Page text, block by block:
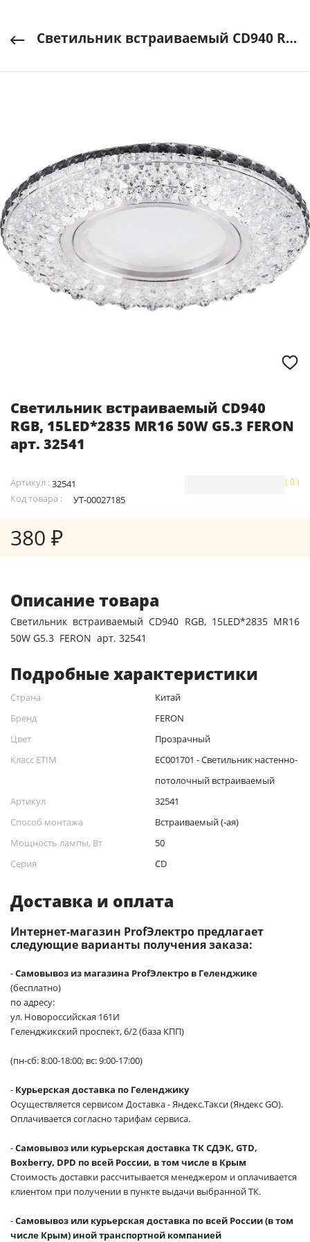
Светильник встраиваемый CD940 RGB, 15LED*2835 MR16 50W G5.3 FERON арт. 32541
Светильник встраиваемый CD940
RGB, 15LED*2835 MR16 50W G5.3 FERON
арт. 32541
Артикул :32541
Код товара :
УТ-00027185
( 0 )
380 ₽
Описание товара
Светильник встраиваемый CD940 RGB, 15LED*2835 MR16
50W G5.3 FERON арт. 32541
Подробные характеристики
Страна
Китай
Бренд
FERON
Цвет
Прозрачный
Класс ETIM
EC001701 - Светильник настенно-
потолочный встраиваемый
Артикул
32541
Способ монтажа
Встраиваемый (-ая)
Мощность лампы, Вт
50
Серия
CD
Доставка и оплата
Интернет-магазин ProfЭлектро предлагает
следующие варианты получения заказа:
-Самовывоз из магазина ProfЭлектро в Геленджике
(бесплатно)
по адресу:
ул. Новороссийская 161И
Геленджикский проспект, 6/2 (база КПП)
(пн-сб: 8:00-18:00; вс: 9:00-17:00)
- Курьерская доставка по Геленджику
Осуществляется сервисом Доставка - Яндекс.Такси (Яндекс GO).
Оплачивается согласно тарифам сервиса.
-Самовывоз или курьерская доставка ТК СДЭК, GTD,
Boxberry, DPD по всей России, в том числе в Крым
Стоимость доставки рассчитывается менеджером и оплачивается
клиентом при получении в пункте выдачи выбранной ТК.
-Самовывоз или курьерская доставка по всей России (в том
числе Крым) иной транспортной компанией